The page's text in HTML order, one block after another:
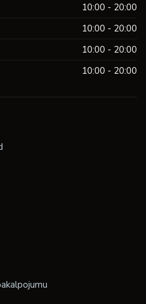
10:00 - 20:00
10:00 - 20:00
10:00 - 20:00
10:00 - 20:00